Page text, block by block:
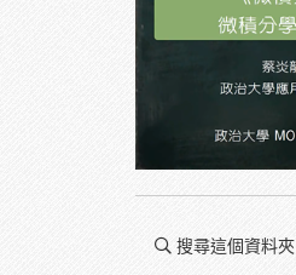
搜尋這個資料夾